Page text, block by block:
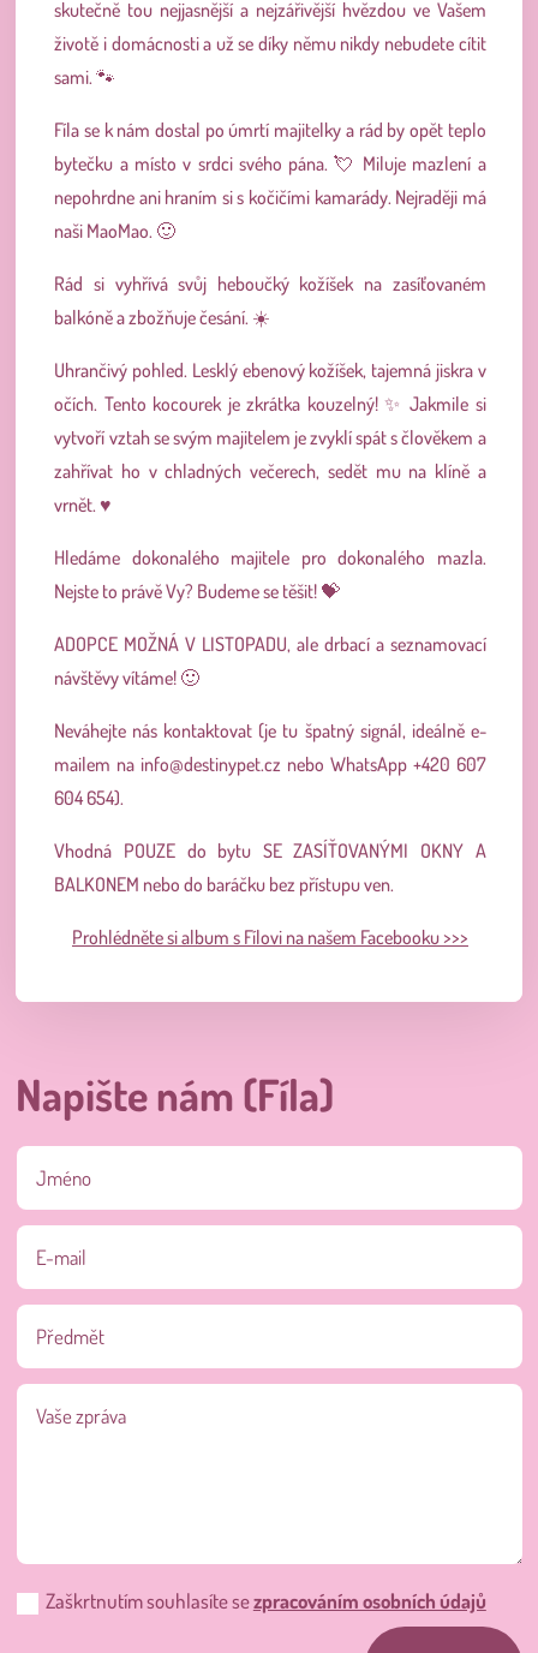
skutečně tou nejjasnější a nejzářivější hvězdou ve Vašem
životě i domácnosti a už se díky němu nikdy nebudete cítit
sami. 🐾
Fíla se k nám dostal po úmrtí majitelky a rád by opět teplo
bytečku a místo v srdci svého pána. 💘 Miluje mazlení a
nepohrdne ani hraním si s kočičími kamarády. Nejraději má
naši MaoMao. 🙂
Rád si vyhřívá svůj heboučký kožíšek na zasíťovaném
balkóně a zbožňuje česání. ☀️
Uhrančivý pohled. Lesklý ebenový kožíšek, tajemná jiskra v
očích. Tento kocourek je zkrátka kouzelný! ✨ Jakmile si
vytvoří vztah se svým majitelem je zvyklí spát s člověkem a
zahřívat ho v chladných večerech, sedět mu na klíně a
vrnět. ♥
Hledáme dokonalého majitele pro dokonalého mazla.
Nejste to právě Vy? Budeme se těšit! 💝
ADOPCE MOŽNÁ V LISTOPADU, ale drbací a seznamovací
návštěvy vítáme! 🙂
Neváhejte nás kontaktovat (je tu špatný signál, ideálně e-
mailem na info@destinypet.cz nebo WhatsApp +420 607
604 654).
Vhodná POUZE do bytu SE ZASÍŤOVANÝMI OKNY A
BALKONEM nebo do baráčku bez přístupu ven.
Prohlédněte si album s Fílovi na našem Facebooku >>>
Napište nám (Fíla)
Zaškrtnutím souhlasíte sezpracováním osobních údajů